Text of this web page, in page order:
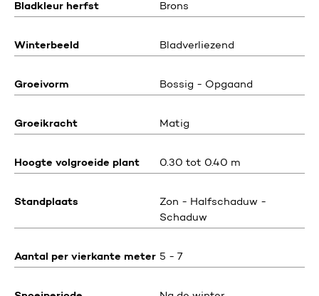
Bladkleur herfst Brons
Winterbeeld Bladverliezend
Groeivorm Bossig - Opgaand
Groeikracht Matig
Hoogte volgroeide plant 0.30 tot 0.40 m
Standplaats
Zon - Halfschaduw -
Schaduw
Aantal per vierkante meter 5 - 7